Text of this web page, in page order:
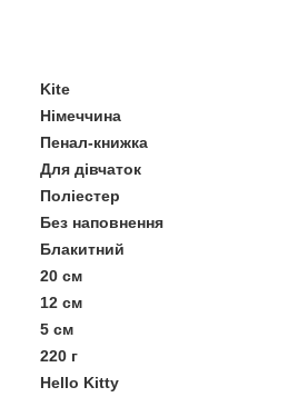
Kite
Німеччина
Пенал-книжка
Для дівчаток
Поліестер
Без наповнення
Блакитний
20 см
12 см
5 см
220 г
Hello Kitty